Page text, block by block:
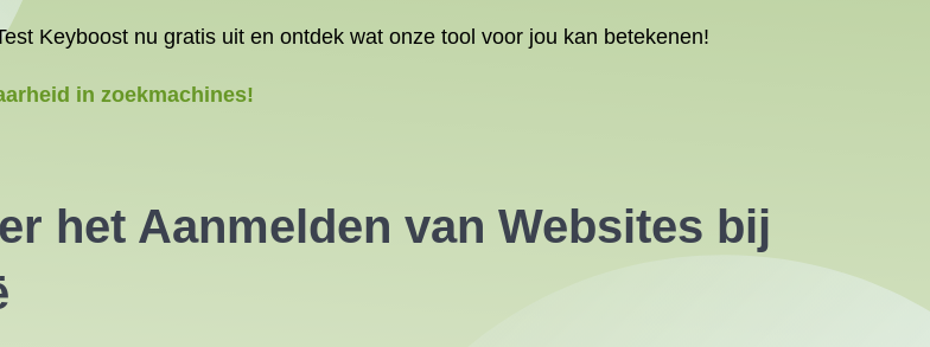
Keyboost nu gratis uit en ontdek wat onze tool voor jou kan betekenen!
in zoekmachines!
het Aanmelden van Websites bij